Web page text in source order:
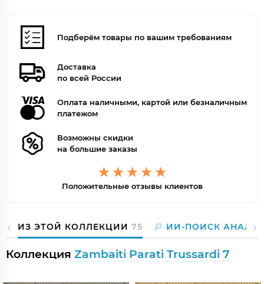
Подберём товары по вашим требованиям
Доставка
по всей России
Оплата наличными, картой или безналичным
платежом
Возможны скидки
на большие заказы
Положительные отзывы клиентов
ИЗ ЭТОЙ КОЛЛЕКЦИИ 75 ИИ-ПОИСК
Коллекция Zambaiti Parati Trussardi 7